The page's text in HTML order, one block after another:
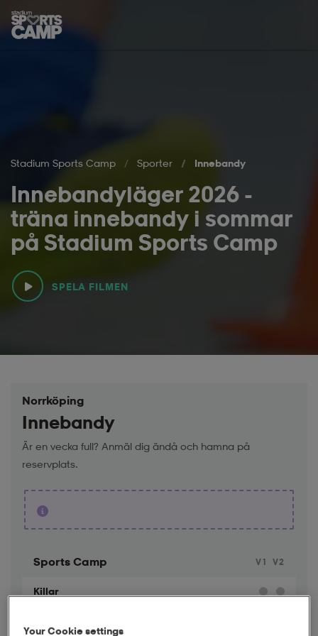
Hoppa till innehåll på sidan
Stadium Sports Camp Sporter Innebandy
Innebandyläger 2026 -
träna innebandy i sommar
på Stadium Sports Camp
SPELA FILMEN
Norrköping
Innebandy
Är en vecka full? Anmäl dig ändå och hamna på
reservplats.
Sports Camp V1 V2
Killar
Your Cookie settings